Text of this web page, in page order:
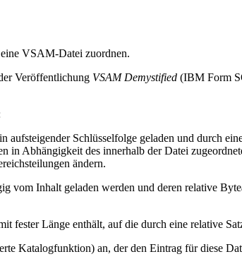
VSAM-Datei zuordnen.
Veröffentlichung VSAM Demystified (IBM Form
Schlüsselfolge geladen und durch
in Abhängigkeit des innerhalb der Datei
ändern.
vom Inhalt geladen werden und deren relative
fester Länge enthält, auf die durch eine relative
Katalogfunktion) an, der den Eintrag für diese